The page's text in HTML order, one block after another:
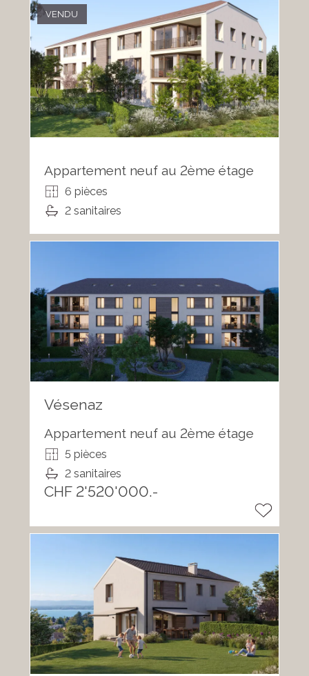
VENDU
Appartement neuf au 2ème étage
6 pièces
2 sanitaires
Vésenaz
Appartement neuf au 2ème étage
5 pièces
2 sanitaires
CHF 2'520'000.-